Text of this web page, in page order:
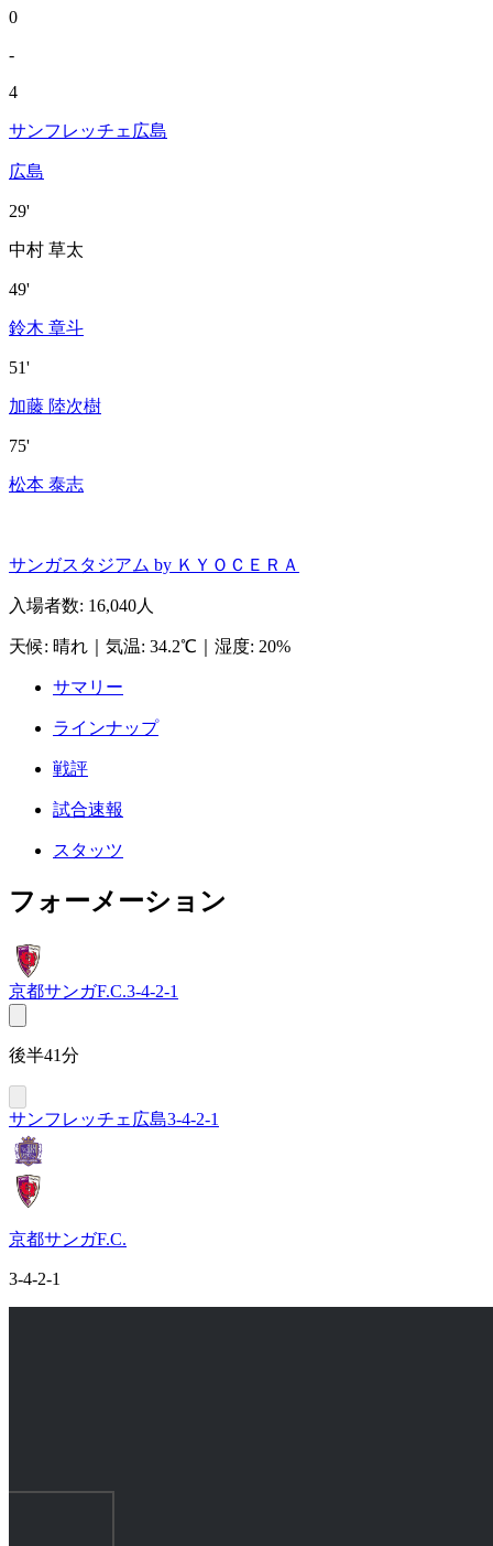
0
-
4
サンフレッチェ広島
広島
29'
中村 草太
49'
鈴木 章斗
51'
加藤 陸次樹
75'
松本 泰志
サンガスタジアム by ＫＹＯＣＥＲＡ
入場者数: 16,040人
天候: 晴れ 気温: 34.2℃ 湿度: 20%
サマリー
ラインナップ
戦評
試合速報
スタッツ
フォーメーション
京都サンガF.C.3-4-2-1
後半41分
サンフレッチェ広島3-4-2-1
京都サンガF.C.
3-4-2-1